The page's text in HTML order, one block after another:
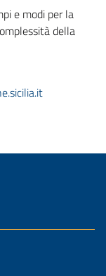
e modi per la
della